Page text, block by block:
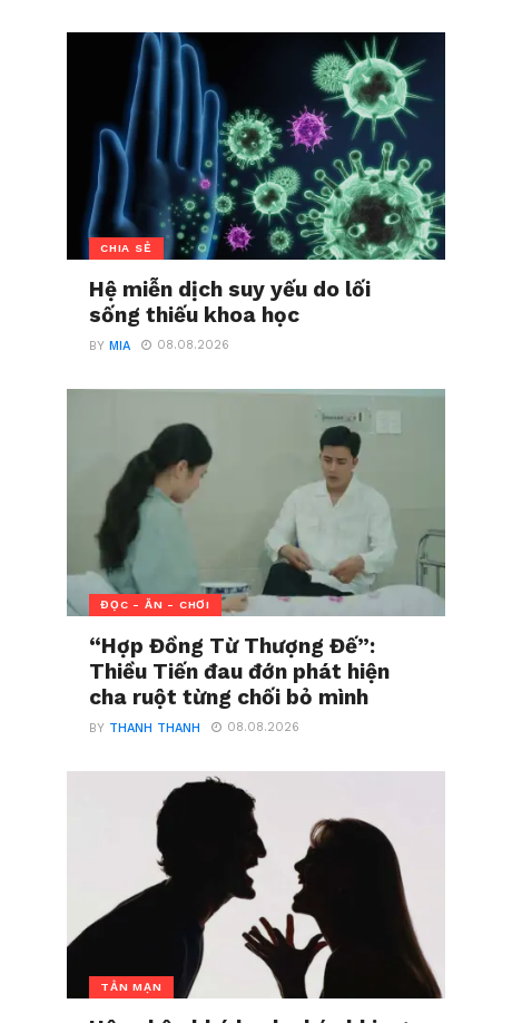
CHIA SẺ
Hệ miễn dịch suy yếu do lối
sống thiếu khoa học
BYMIA 08.08.2026
ĐỌC - ĂN - CHƠI
“Hợp Đồng Từ Thượng Đế”:
Thiều Tiến đau đớn phát hiện
cha ruột từng chối bỏ mình
BY THANH THANH 08.08.2026
TẢN MẠN